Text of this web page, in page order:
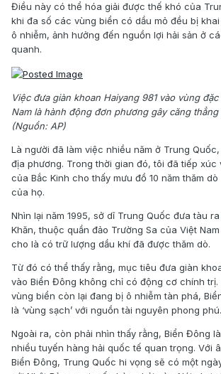
Điều này có thể hóa giải được thế khó của
khi đa số các vùng biển có dầu mỏ đều bị
ô nhiễm, ảnh hưởng đến nguồn lợi hải sản ở
quanh.
Việc đưa giàn khoan Haiyang 981 vào vùng
Nam là hành động đơn phương gây căng
(Nguồn: AP)
Là người đã làm việc nhiều năm ở Trung
địa phương. Trong thời gian đó, tôi đã tiếp xúc
của Bắc Kinh cho thấy mưu đồ 10 năm thăm
của họ.
Nhìn lại năm 1995, sở dĩ Trung Quốc đưa tàu
Khăn, thuộc quần đảo Trường Sa của Việt
cho là có trữ lượng dầu khí đã được thăm dò.
Từ đó có thể thấy rằng, mục tiêu đưa giàn
vào Biển Đông không chỉ có động cơ chính
vùng biển còn lại đang bị ô nhiễm tàn phá,
là ‘vùng sạch’ với nguồn tài nguyên phong phú.
Ngoài ra, còn phải nhìn thấy rằng, Biển Đông
nhiều tuyến hàng hải quốc tế quan trọng. Với
Biển Đông, Trung Quốc hi vọng sẽ có một